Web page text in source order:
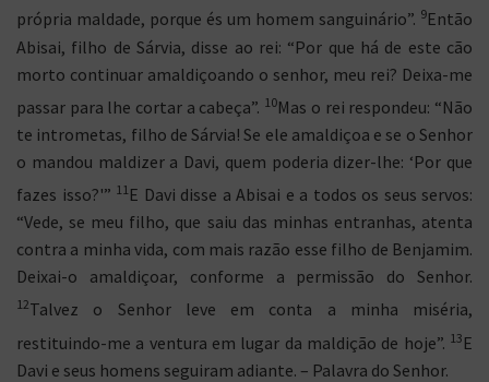
própria maldade, porque és um homem sanguinário”. 9Então
Abisai, filho de Sárvia, disse ao rei: “Por que há de este cão
morto continuar amaldiçoando o senhor, meu rei? Deixa-me
passar para lhe cortar a cabeça”. 10Mas o rei respondeu: “Não
te intrometas, filho de Sárvia! Se ele amaldiçoa e se o Senhor
o mandou maldizer a Davi, quem poderia dizer-lhe: ‘Por que
fazes isso?'” 11 E Davi disse a Abisai e a todos os seus servos:
“Vede, se meu filho, que saiu das minhas entranhas, atenta
contra a minha vida, com mais razão esse filho de Benjamim.
Deixai-o amaldiçoar, conforme a permissão do Senhor.
12Talvez o Senhor leve em conta a minha miséria,
restituindo-me a ventura em lugar da maldição de hoje”. 13 E
Davi e seus homens seguiram adiante. – Palavra do Senhor.